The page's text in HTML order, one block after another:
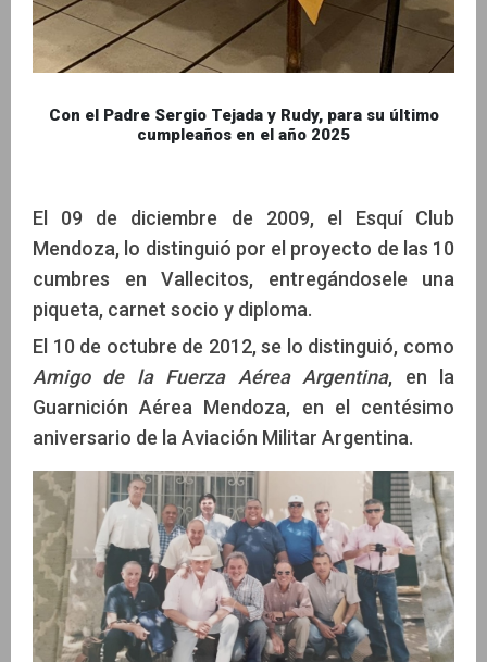
Con el Padre Sergio Tejada y Rudy, para su último
cumpleaños en el año 2025
El 09 de diciembre de 2009, el Esquí Club
Mendoza, lo distinguió por el proyecto de las 10
cumbres en Vallecitos, entregándosele una
piqueta, carnet socio y diploma.
El 10 de octubre de 2012, se lo distinguió, como
Amigo de la Fuerza Aérea Argentina, en la
Guarnición Aérea Mendoza, en el centésimo
aniversario de la Aviación Militar Argentina.